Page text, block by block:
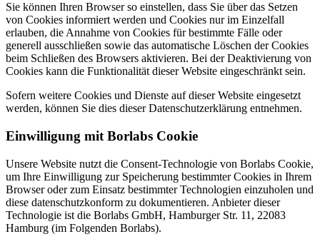
Sie können Ihren Browser so einstellen, dass Sie über das Setzen
von Cookies informiert werden und Cookies nur im Einzelfall
erlauben, die Annahme von Cookies für bestimmte Fälle oder
generell ausschließen sowie das automatische Löschen der Cookies
beim Schließen des Browsers aktivieren. Bei der Deaktivierung von
Cookies kann die Funktionalität dieser Website eingeschränkt sein.
Sofern weitere Cookies und Dienste auf dieser Website eingesetzt
werden, können Sie dies dieser Datenschutzerklärung entnehmen.
Einwilligung mit Borlabs Cookie
Unsere Website nutzt die Consent-Technologie von Borlabs Cookie,
um Ihre Einwilligung zur Speicherung bestimmter Cookies in Ihrem
Browser oder zum Einsatz bestimmter Technologien einzuholen und
diese datenschutzkonform zu dokumentieren. Anbieter dieser
Technologie ist die Borlabs GmbH, Hamburger Str. 11, 22083
Hamburg (im Folgenden Borlabs).